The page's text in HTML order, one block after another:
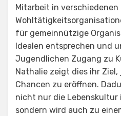
Mitarbeit in verschiedenen
für gemeinnützige
Idealen entsprechen und
Jugendlichen Zugang zu
Nathalie zeigt dies ihr Ziel,
Chancen zu eröffnen.
nicht nur die Lebenskultur
sondern wird auch zu